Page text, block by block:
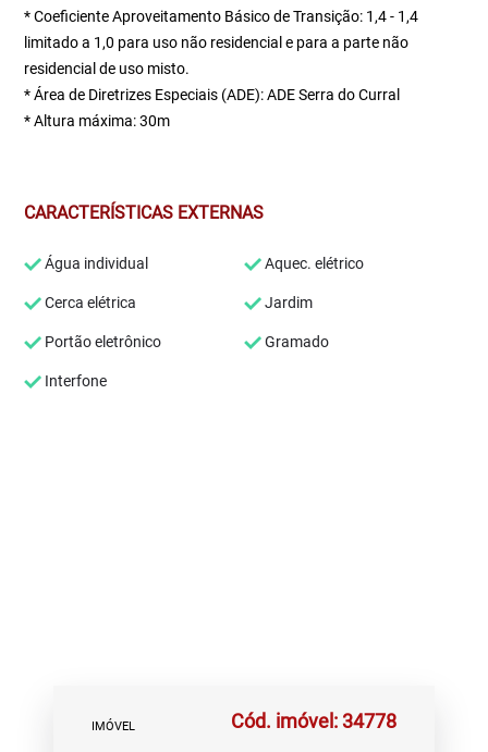
* Coeficiente Aproveitamento Básico de Transição: 1,4 - 1,4
limitado a 1,0 para uso não residencial e para a parte não
residencial de uso misto.
* Área de Diretrizes Especiais (ADE): ADE Serra do Curral
* Altura máxima: 30m
CARACTERÍSTICAS EXTERNAS
Água individual Aquec. elétrico
Cerca elétrica Jardim
Portão eletrônico Gramado
Interfone
IMÓVEL Cód. imóvel: 34778